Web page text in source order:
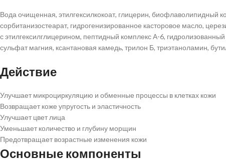
Вода очищенная, этилгексилкокоат, глицерин, биофлаволипидный
сорбитанизостеарат, гидрогенизированное касторовое масло,
с этилгексилглицерином, пептидный комплекс А-6,
сульфат магния, ксантановая камедь, трилон Б, триэтаноламин,
Действие
Улучшает микроциркуляцию и обменные процессы в клетках кожи
Возвращает коже упругость и эластичность
Улучшает цвет лица
Уменьшает количество и глубину морщин
Предотвращает возрастные изменения кожи
Основные компоненты